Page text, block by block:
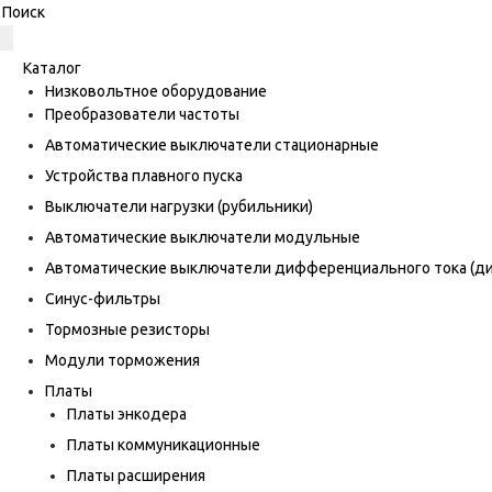
Каталог
Низковольтное оборудование
Преобразователи частоты
Автоматические выключатели стационарные
Устройства плавного пуска
Выключатели нагрузки (рубильники)
Автоматические выключатели модульные
Автоматические выключатели дифференциального тока
Синус-фильтры
Тормозные резисторы
Модули торможения
Платы
Платы энкодера
Платы коммуникационные
Платы расширения